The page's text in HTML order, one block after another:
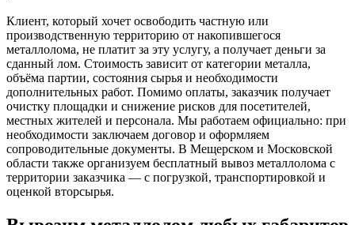
Клиент, который хочет освободить частную или
производственную территорию от накопившегося
металлолома, не платит за эту услугу, а получает деньги за
сданный лом. Стоимость зависит от категории металла,
объёма партии, состояния сырья и необходимости
дополнительных работ. Помимо оплаты, заказчик получает
очистку площадки и снижение рисков для посетителей,
местных жителей и персонала. Мы работаем официально: при
необходимости заключаем договор и оформляем
сопроводительные документы. В Мещерском и Московской
области также организуем бесплатный вывоз металлолома с
территории заказчика — с погрузкой, транспортировкой и
оценкой вторсырья.